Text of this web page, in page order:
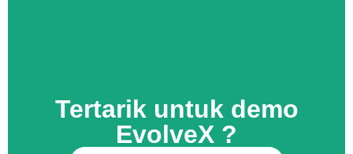
Tertarik untuk demo
EvolveX ?